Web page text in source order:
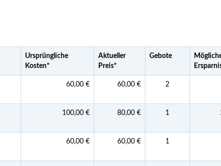
Ursprüngliche
Kosten*
Aktueller
Preis*
Gebote
60,00 € 60,00 € 2
100,00 € 80,00 € 1
60,00 € 60,00 € 1